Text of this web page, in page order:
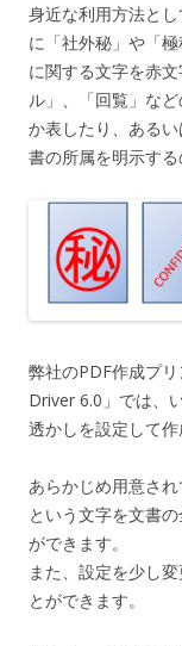
身近な利用方法と
に「社外秘」や「
に関する文字を赤
ル」、「回覧」な
か表したり、ある
書の所属を明示する
弊社のPDF作成プ
Driver 6.0」では、
透かしを設定して作
あらかじめ用意さ
という文字を文書
ができます。
また、設定を少し
とができます。